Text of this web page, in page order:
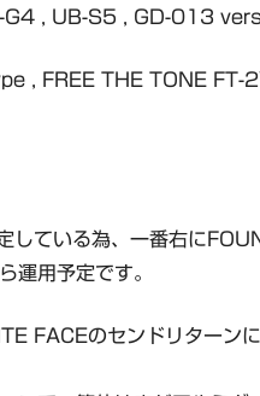
G4 , UB-S5 , GD-013
, FREE THE TONE
している為、一番右に
運用予定です。
FACEのセンドリターン